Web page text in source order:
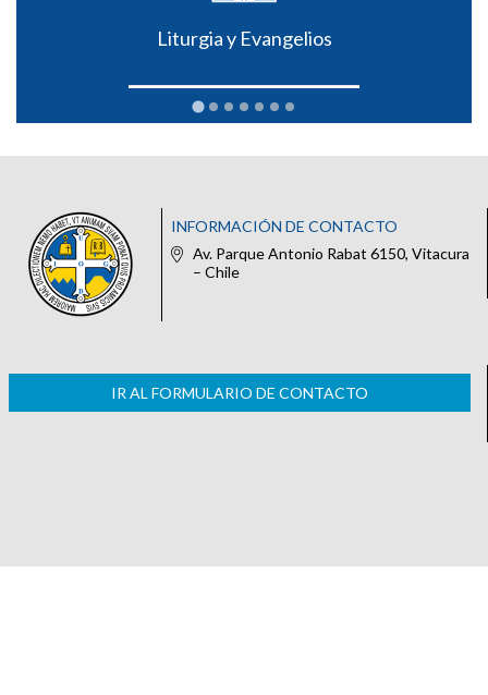
Liturgia y Evangelios
INFORMACIÓN DE CONTACTO
Av. Parque Antonio Rabat 6150, Vitacura
– Chile
IR AL FORMULARIO DE CONTACTO